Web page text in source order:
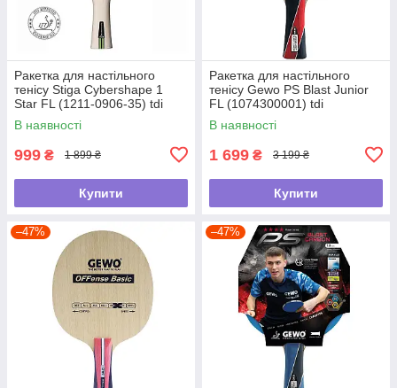
Ракетка для настільного
тенісу Stiga Cybershape 1
Star FL (1211-0906-35) tdi
В наявності
999 ₴ 1 899 ₴
Купити
Ракетка для настільного
тенісу Gewo PS Blast Junior
FL (1074300001) tdi
В наявності
1 699 ₴ 3 199 ₴
Купити
–47% –47%